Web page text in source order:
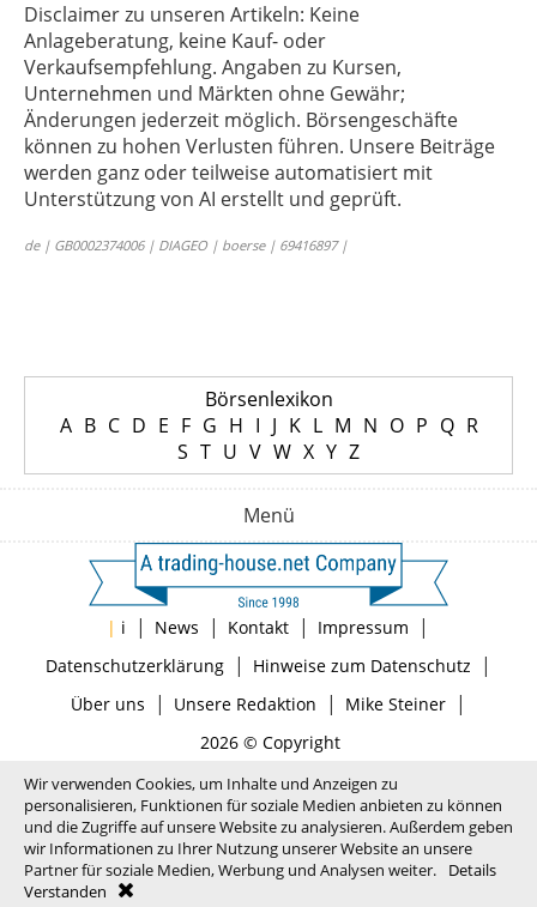
Disclaimer zu unseren Artikeln: Keine
Anlageberatung, keine Kauf- oder
Verkaufsempfehlung. Angaben zu Kursen,
Unternehmen und Märkten ohne Gewähr;
Änderungen jederzeit möglich. Börsengeschäfte
können zu hohen Verlusten führen. Unsere Beiträge
werden ganz oder teilweise automatisiert mit
Unterstützung von AI erstellt und geprüft.
de | GB0002374006 | DIAGEO | boerse | 69416897 |
Börsenlexikon
A B C D E F G H I J K L M N O P Q R
S T U V W X Y Z
Menü
| i | News | Kontakt | Impressum |
Datenschutzerklärung| Hinweise zum Datenschutz |
Über uns | Unsere Redaktion | Mike Steiner|
2026 © Copyright
Wir verwenden Cookies, um Inhalte und Anzeigen zu
personalisieren, Funktionen für soziale Medien anbieten zu können
und die Zugriffe auf unsere Website zu analysieren. Außerdem geben
wir Informationen zu Ihrer Nutzung unserer Website an unsere
Partner für soziale Medien, Werbung und Analysen weiter.
Details
Verstanden